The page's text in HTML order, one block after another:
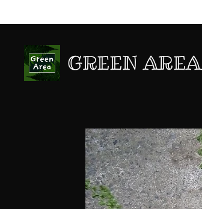
GREEN AREA